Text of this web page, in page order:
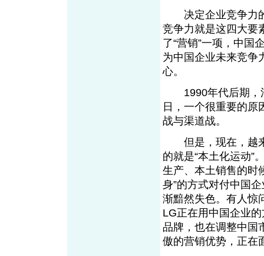
决定企业竞争力的
竞争力就是这四大要
了“营销”一项，中国
为中国企业未来竞争
心。
1990年代后期，洋
日，一个很重要的原
战与渠道战。
但是，现在，越来
的就是“本土化运动”
生产、本土销售的时
身”的方式对付中国
渐黯然失色。有人惊
LG正在用中国企业
品牌，也在调整中国
傲的营销优势，正在